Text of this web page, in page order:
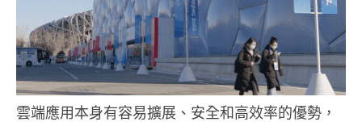
雲端應用本身有容易擴展、安全和高效率的優勢，